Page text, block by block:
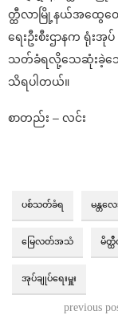
တ္ထီလာမြို့နယ်အထွေထွ
ရေးဦးစီးဌာနက ရုံးအု
သတ်ခံရလို့သေဆုံးခဲ့
သိရပါတယ်။
စာတည်း – လင်း
ပစ်သတ်ခံရ မန္တလေ
မြေလတ်အသံ မိတ္
အုပ်ချုပ်ရေးမှူး
previous